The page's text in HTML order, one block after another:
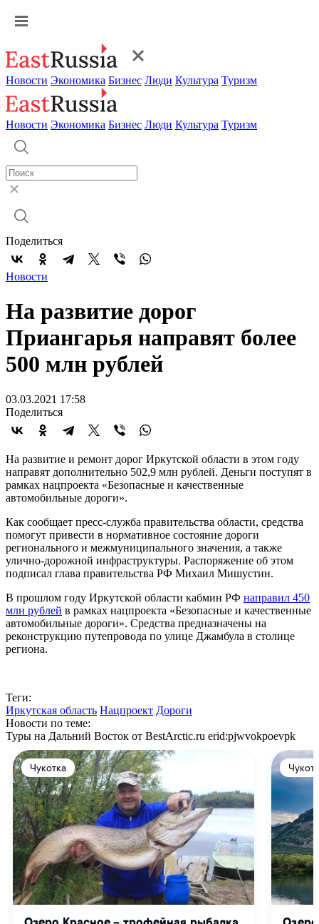
Новости Экономика Бизнес Люди Культура Туризм
Новости Экономика Бизнес Люди Культура Туризм
Поделиться
Новости
На развитие дорог
Приангарья направят более
500 млн рублей
03.03.2021 17:58
Поделиться
На развитие и ремонт дорог Иркутской области в этом году
направят дополнительно 502,9 млн рублей. Деньги поступят в
рамках нацпроекта «Безопасные и качественные
автомобильные дороги».
Как сообщает пресс-служба правительства области, средства
помогут привести в нормативное состояние дороги
регионального и межмуниципального значения, а также
улично-дорожной инфраструктуры. Распоряжение об этом
подписал глава правительства РФ Михаил Мишустин.
В прошлом году Иркутской области кабмин РФ направил 450
млн рублей в рамках нацпроекта «Безопасные и качественные
автомобильные дороги». Средства предназначены на
реконструкцию путепровода по улице Джамбула в столице
региона.
Теги:
Иркутская область Нацпроект Дороги
Новости по теме:
Туры на Дальний Восток от BestArctic.ru erid:pjwvokpoevpk